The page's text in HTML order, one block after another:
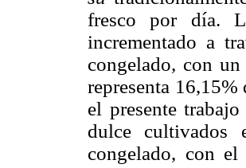
fresco por día.
incrementado a
congelado, con
representa
el presente
dulce cultivados
congelado, con